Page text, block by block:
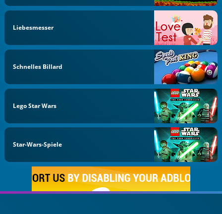
Liebesmesser
Schnelles Billard
Lego Star Wars
Star-Wars-Spiele